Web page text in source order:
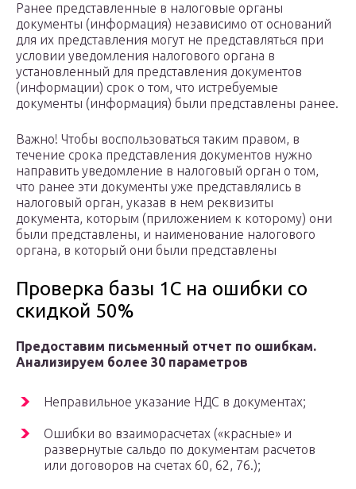
Ранее представленные в налоговые органы
документы (информация) независимо от оснований
для их представления могут не представляться при
условии уведомления налогового органа в
установленный для представления документов
(информации) срок о том, что истребуемые
документы (информация) были представлены ранее.
Важно! Чтобы воспользоваться таким правом, в
течение срока представления документов нужно
направить уведомление в налоговый орган о том,
что ранее эти документы уже представлялись в
налоговый орган, указав в нем реквизиты
документа, которым (приложением к которому) они
были представлены, и наименование налогового
органа, в который они были представлены
Проверка базы 1С на ошибки со
скидкой 50%
Предоставим письменный отчет по ошибкам.
Анализируем более 30 параметров
Неправильное указание НДС в документах;
Ошибки во взаиморасчетах («красные» и
развернутые сальдо по документам расчетов
или договоров на счетах 60, 62, 76.);